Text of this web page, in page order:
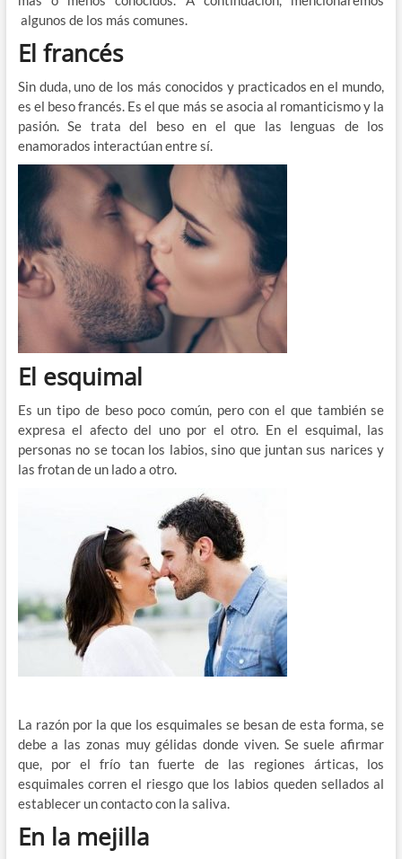
algunos de los más comunes.
El francés
Sin duda, uno de los más conocidos y practicados en el mundo,
es el beso francés. Es el que más se asocia al romanticismo y la
pasión. Se trata del beso en el que las lenguas de los
enamorados interactúan entre sí.
El esquimal
Es un tipo de beso poco común, pero con el que también se
expresa el afecto del uno por el otro. En el esquimal, las
personas no se tocan los labios, sino que juntan sus narices y
las frotan de un lado a otro.
La razón por la que los esquimales se besan de esta forma, se
debe a las zonas muy gélidas donde viven. Se suele afirmar
que, por el frío tan fuerte de las regiones árticas, los
esquimales corren el riesgo que los labios queden sellados al
establecer un contacto con la saliva.
En la mejilla